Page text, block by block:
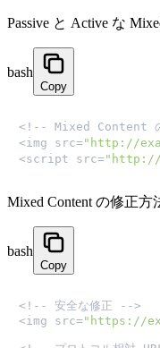
Passive と Active な
bash
Copy
<!-- Mixed Content の
<img src= "http://
<script src= "http://
Mixed Content の修正方
bash
Copy
<!-- 安全な修正 -->
<img src= "https://